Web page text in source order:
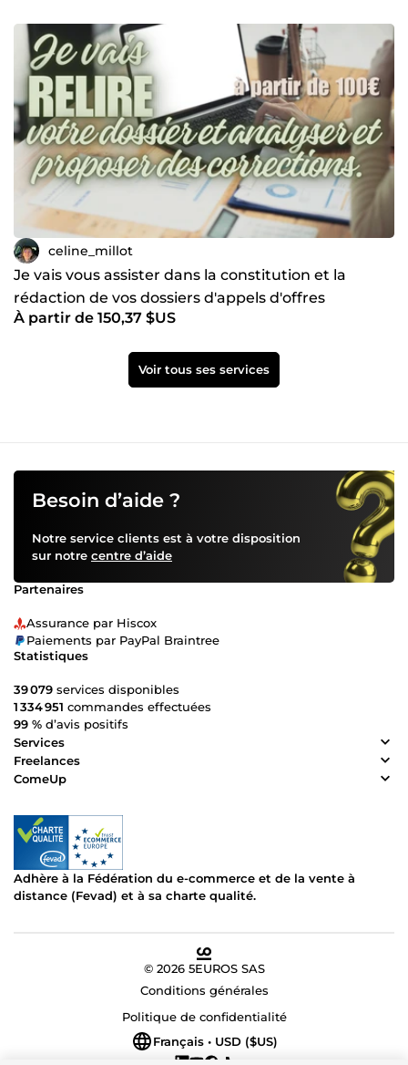
celine_millot
Je vais vous assister dans la constitution et la
rédaction de vos dossiers d'appels d'offres
À partir de 150,37 $US
Voir tous ses services
Besoin d’aide ?
Notre service clients est à votre disposition
sur notre centre d’aide
Partenaires
Assurance par Hiscox
Paiements par PayPal Braintree
Statistiques
39 079 services disponibles
1 334 951 commandes effectuées
99 % d’avis positifs
Services
Freelances
ComeUp
Adhère à la Fédération du e-commerce et de la vente à
distance (Fevad) et à sa charte qualité.
© 2026 5EUROS SAS
Conditions générales
Politique de confidentialité
Français • USD ($US)